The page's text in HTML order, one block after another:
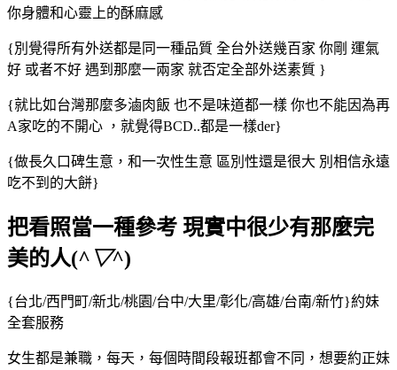
你身體和心靈上的酥麻感
{別覺得所有外送都是同一種品質 全台外送幾百家 你剛 運氣
好 或者不好 遇到那麼一兩家 就否定全部外送素質 }
{就比如台灣那麼多滷肉飯 也不是味道都一樣 你也不能因為再
A家吃的不開心 ，就覺得BCD..都是一樣der}
{做長久口碑生意，和一次性生意 區別性還是很大 別相信永遠
吃不到的大餅}
把看照當一種參考 現實中很少有那麼完
美的人(^▽^)
{台北/西門町/新北/桃園/台中/大里/彰化/高雄/台南/新竹}約妹
全套服務
女生都是兼職，每天，每個時間段報班都會不同，想要約正妹